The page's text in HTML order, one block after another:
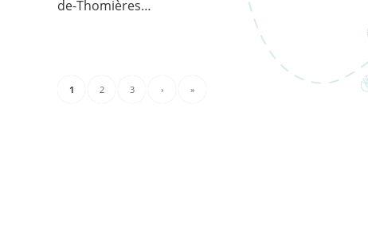
de-Thomières…
1 2 3 › »